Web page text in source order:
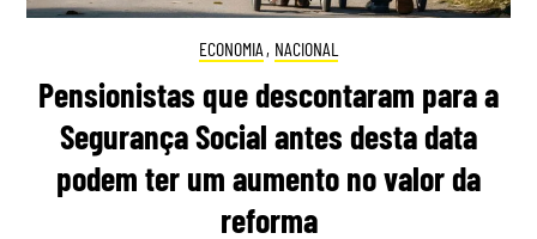
ECONOMIA , NACIONAL
Pensionistas que descontaram para a
Segurança Social antes desta data
podem ter um aumento no valor da
reforma